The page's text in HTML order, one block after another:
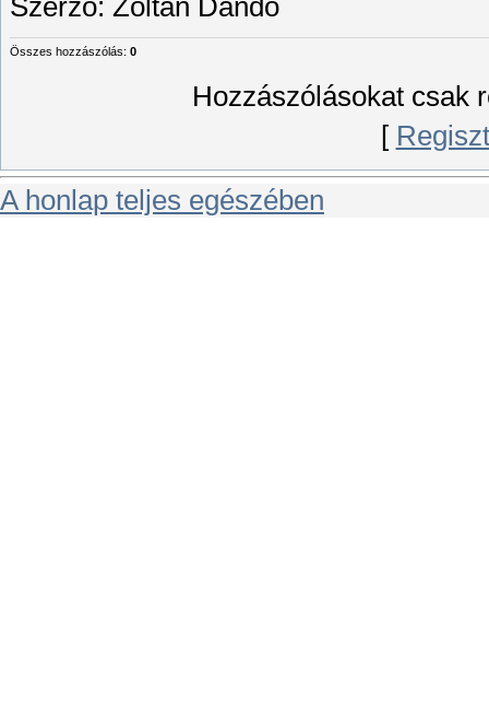
Összes hozzászólás: 0
Hozzászólásokat csak
[
A honlap teljes egészében